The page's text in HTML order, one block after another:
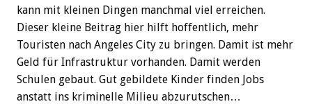
kann mit kleinen Dingen manchmal viel erreichen.
Dieser kleine Beitrag hier hilft hoffentlich, mehr
Touristen nach Angeles City zu bringen. Damit ist mehr
Geld für Infrastruktur vorhanden. Damit werden
Schulen gebaut. Gut gebildete Kinder finden Jobs
anstatt ins kriminelle Milieu abzurutschen…